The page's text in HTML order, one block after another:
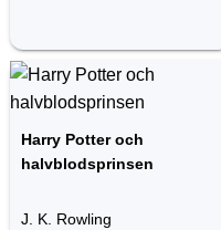
Harry Potter och
halvblodsprinsen
J. K. Rowling